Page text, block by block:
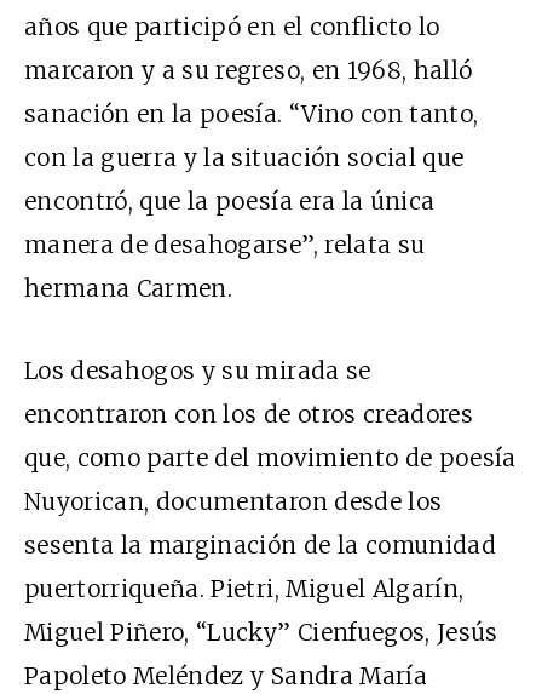
años que participó en el conflicto lo
marcaron y a su regreso, en 1968, halló
sanación en la poesía. “Vino con tanto,
con la guerra y la situación social que
encontró, que la poesía era la única
manera de desahogarse”, relata su
hermana Carmen.
Los desahogos y su mirada se
encontraron con los de otros creadores
que, como parte del movimiento de poesía
Nuyorican, documentaron desde los
sesenta la marginación de la comunidad
puertorriqueña. Pietri, Miguel Algarín,
Miguel Piñero, “Lucky” Cienfuegos, Jesús
Papoleto Meléndez y Sandra María